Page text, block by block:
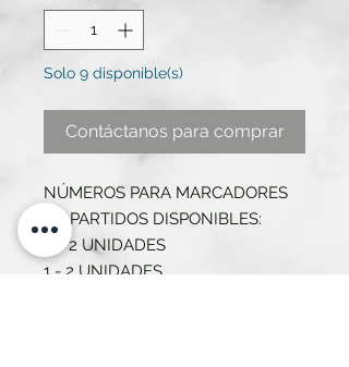
Solo 9 disponible(s)
Contáctanos para comprar
NÚMEROS PARA MARCADORES
DE PARTIDOS DISPONIBLES:
0 - 2 UNIDADES
1 - 2 UNIDADES